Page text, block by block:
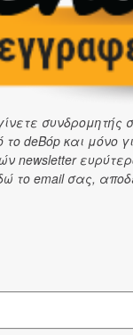
Σοφία Αλεξίου →
συνδρομητής
το deBόp και μόνο
newsletter
το email σας,